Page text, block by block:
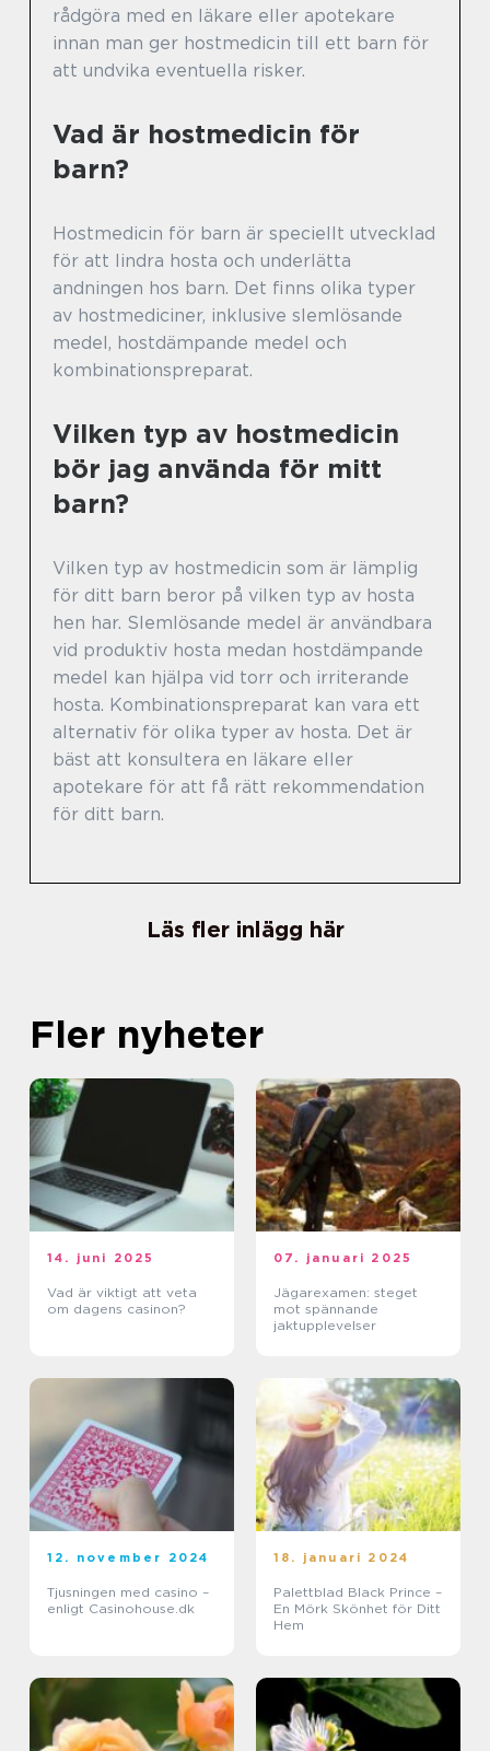
rådgöra med en läkare eller apotekare
innan man ger hostmedicin till ett barn för
att undvika eventuella risker.
Vad är hostmedicin för
barn?
Hostmedicin för barn är speciellt utvecklad
för att lindra hosta och underlätta
andningen hos barn. Det finns olika typer
av hostmediciner, inklusive slemlösande
medel, hostdämpande medel och
kombinationspreparat.
Vilken typ av hostmedicin
bör jag använda för mitt
barn?
Vilken typ av hostmedicin som är lämplig
för ditt barn beror på vilken typ av hosta
hen har. Slemlösande medel är användbara
vid produktiv hosta medan hostdämpande
medel kan hjälpa vid torr och irriterande
hosta. Kombinationspreparat kan vara ett
alternativ för olika typer av hosta. Det är
bäst att konsultera en läkare eller
apotekare för att få rätt rekommendation
för ditt barn.
Läs fler inlägg här
Fler nyheter
14. juni 2025
Vad är viktigt att veta
om dagens casinon?
07. januari 2025
Jägarexamen: steget
mot spännande
jaktupplevelser
12. november 2024
Tjusningen med casino –
enligt Casinohouse.dk
18. januari 2024
Palettblad Black Prince –
En Mörk Skönhet för Ditt
Hem